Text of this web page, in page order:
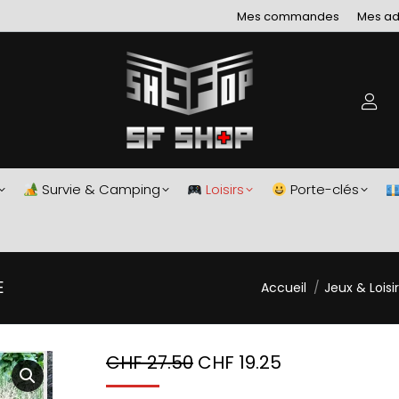
Mes commandes Mes
Survie & Camping Loisirs Porte-clés
Vous êtes ici :
Accueil Jeux &
CHF27.50 CHF 19.25